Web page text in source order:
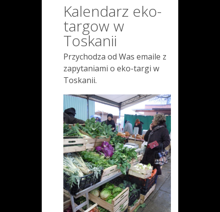
Kalendarz eko-
targow w
Toskanii
Przychodza od Was emaile z
zapytaniami o eko-targi w
Toskanii.